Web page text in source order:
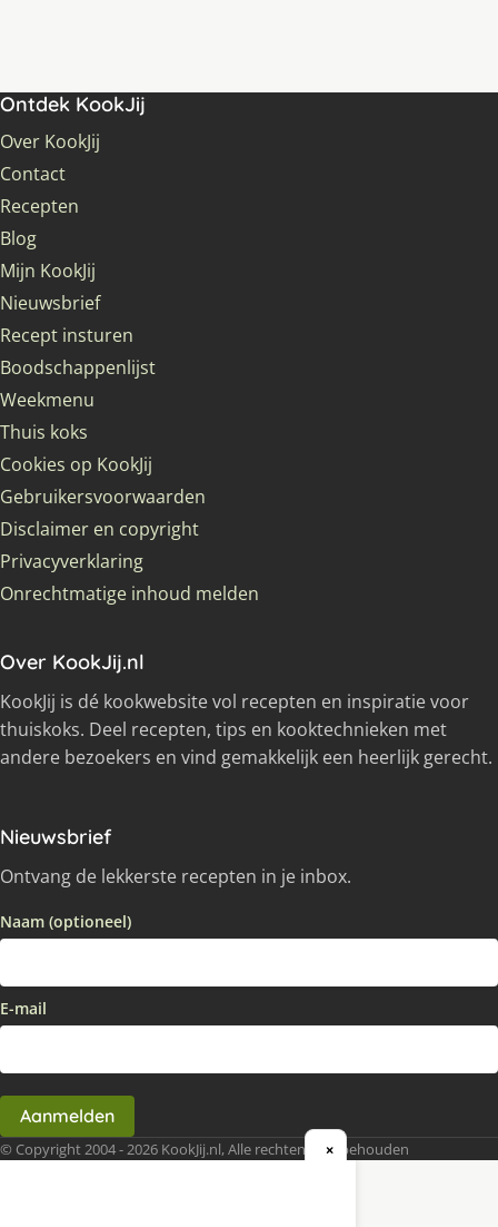
Ontdek KookJij
Over KookJij
Contact
Recepten
Blog
Mijn KookJij
Nieuwsbrief
Recept insturen
Boodschappenlijst
Weekmenu
Thuis koks
Cookies op KookJij
Gebruikersvoorwaarden
Disclaimer en copyright
Privacyverklaring
Onrechtmatige inhoud melden
Over KookJij.nl
KookJij is dé kookwebsite vol recepten en inspiratie voor
thuiskoks. Deel recepten, tips en kooktechnieken met
andere bezoekers en vind gemakkelijk een heerlijk gerecht.
Nieuwsbrief
Ontvang de lekkerste recepten in je inbox.
Naam (optioneel)
E-mail
Aanmelden
© Copyright 2004 - 2026 KookJij.nl, Alle rechten voorbehouden
×